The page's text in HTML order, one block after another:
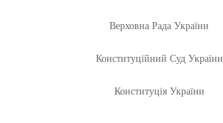
Верховна Рада України
Конституційний Суд України
Конституція України